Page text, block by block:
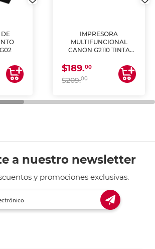
IMPRESORA
MULTIFUNCIONAL
CANON G2110 TINTA
$189.00
$209.00
a nuestro newsletter
y promociones exclusivas.